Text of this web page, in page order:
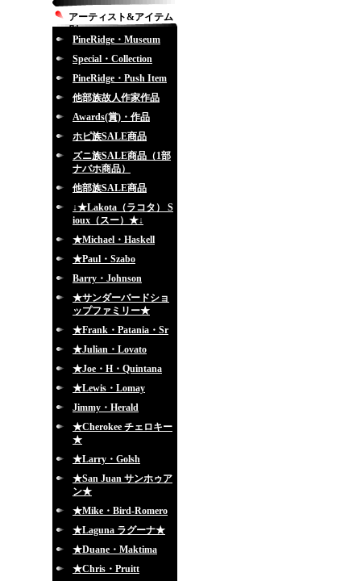
アーティスト&アイテム
別
PineRidge・Museum
Special・Collection
PineRidge・Push Item
他部族故人作家作品
Awards(賞)・作品
ホピ族SALE商品
ズニ族SALE商品（1部
ナバホ商品）
他部族SALE商品
↓★Lakota（ラコタ） S
ioux（スー）★↓
★Michael・Haskell
★Paul・Szabo
Barry・Johnson
★サンダーバードショ
ップファミリー★
★Frank・Patania・Sr
★Julian・Lovato
★Joe・H・Quintana
★Lewis・Lomay
Jimmy・Herald
★Cherokee チェロキー
★
★Larry・Golsh
★San Juan サンホゥア
ン★
★Mike・Bird-Romero
★Laguna ラグーナ★
★Duane・Maktima
★Chris・Pruitt